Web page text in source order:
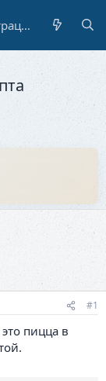
Регистрация
#1
пицца в